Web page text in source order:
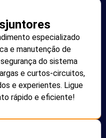
especializado
e manutenção de
do sistema
e curtos-circuitos,
e experientes. Ligue
rápido e eficiente!